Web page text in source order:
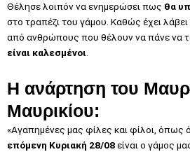
Θέλησε λοιπόν να ενημερώσει πως θα
στο τραπέζι του γάμου. Kαθώς έχει
από ανθρώπους που θέλουν να πάνε να
είναι καλεσμένοι.
Η ανάρτηση του
Μαυρικίου:
«Αγαπημένες μας φίλες και φίλοι, όπως
επόμενη Κυριακή 28/08είναι ο γάμος